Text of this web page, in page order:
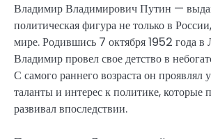
Владимир Владимирович Путин —
политическая фигура не только в
мире. Родившись 7 октября 1952 года в
Владимир провел свое детство в
С самого раннего возраста он проявлял
таланты и интерес к политике, которые
развивал впоследствии.